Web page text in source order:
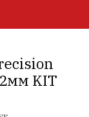
KIT